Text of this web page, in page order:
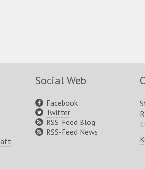
Social Web
Facebook
Twitter
RSS-Feed Blog
RSS-Feed News